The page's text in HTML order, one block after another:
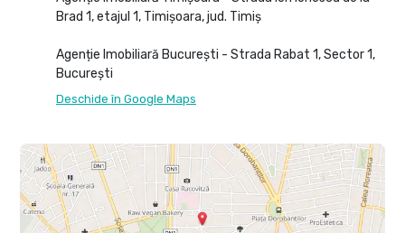
Brad 1, etajul 1, Timișoara, jud. Timiș
Agenție Imobiliară București - Strada Rabat 1, Sector 1,
București
Deschide în Google Maps